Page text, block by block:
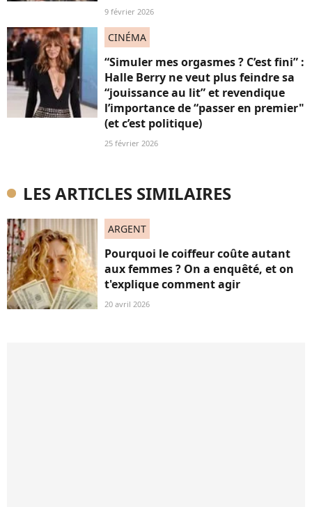
9 février 2026
CINÉMA
“Simuler mes orgasmes ? C’est fini” :
Halle Berry ne veut plus feindre sa
“jouissance au lit” et revendique
l’importance de “passer en premier"
(et c’est politique)
25 février 2026
LES ARTICLES SIMILAIRES
ARGENT
Pourquoi le coiffeur coûte autant
aux femmes ? On a enquêté, et on
t'explique comment agir
20 avril 2026